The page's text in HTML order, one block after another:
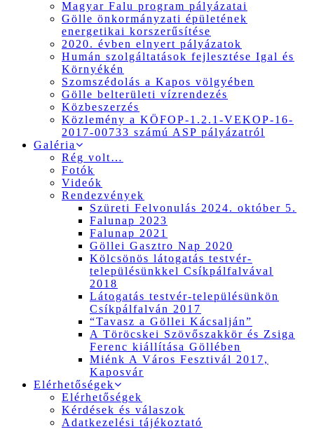
Magyar Falu program pályázatai
Gölle önkormányzati épületének
energetikai korszerűsítése
2020. évben elnyert pályázatok
Humán szolgáltatások fejlesztése Igal és
Környékén
Szomszédolás a Kapos völgyében
Gölle belterületi vízrendezés
Közbeszerzés
Közlemény a KÖFOP-1.2.1-VEKOP-16-
2017-00733 számú ASP pályázatról
Galéria
Rég volt…
Fotók
Videók
Rendezvények
Szüreti Felvonulás 2024. október 5.
Falunap 2023
Falunap 2021
Göllei Gasztro Nap 2020
Kölcsönös látogatás testvér-
településünkkel Csíkpálfalvával
2018
Látogatás testvér-településünkön
Csíkpálfalván 2017
“Tavasz a Göllei Kácsalján”
A Töröcskei Szövőszakkör és Zsiga
Ferenc kiállítása Göllében
Miénk A Város Fesztivál 2017,
Kaposvár
Elérhetőségek
Elérhetőségek
Kérdések és válaszok
Adatkezelési tájékoztató